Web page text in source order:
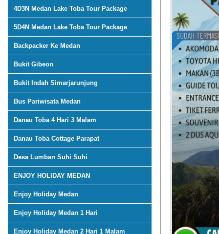
4D3N Medan Lake Toba Tour Package
5D4N Medan Lake Toba Tour Package
Backpacker Ke Medan
Bukit Gibeon
Bukit Indah Simarjarunjung
Bus Pariwisata Medan
Danau Toba 4 Hari 3 Malam
Danau Toba Cottage Parapat
Desa Lumban Suhi Suhi
ENJOY HOLIDAY MEDAN
Enjoy Holiday Medan
Enjoy Holiday Medan 1 Hari
Enjoy Holiday Medan 2 Hari 1 Malam